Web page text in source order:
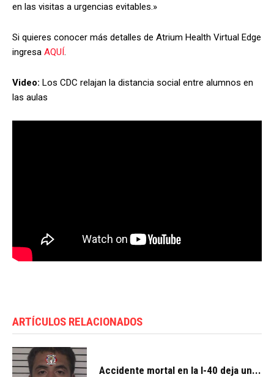
en las visitas a urgencias evitables.»
Si quieres conocer más detalles de Atrium Health Virtual Edge
ingresa AQUÍ.
Video: Los CDC relajan la distancia social entre alumnos en
las aulas
ARTÍCULOS RELACIONADOS
Accidente mortal en la I-40 deja un...